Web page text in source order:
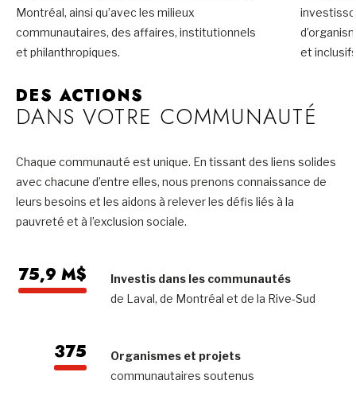
Montréal, ainsi qu’avec les milieux
communautaires, des affaires, institutionnels
et philanthropiques.
et
DES ACTIONS
DANS VOTRE COMMUNAUTÉ
Chaque communauté est unique. En tissant des liens solides
avec chacune d’entre elles, nous prenons connaissance de
leurs besoins et les aidons à relever les défis liés à la
pauvreté et à l’exclusion sociale.
75,9 M$
Investis dans les communautés
de Laval, de Montréal et de la Rive-Sud
375
Organismes et projets
communautaires soutenus